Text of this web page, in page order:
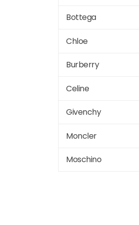
Bottega
Chloe
Burberry
Celine
Givenchy
Moncler
Moschino